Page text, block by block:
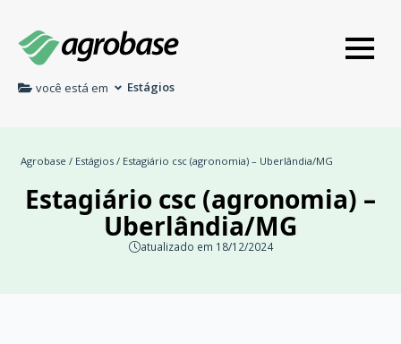
você está em Estágios
Agrobase / Estágios / Estagiário csc (agronomia) – Uberlândia/MG
Estagiário csc (agronomia) –
Uberlândia/MG
atualizado em 18/12/2024